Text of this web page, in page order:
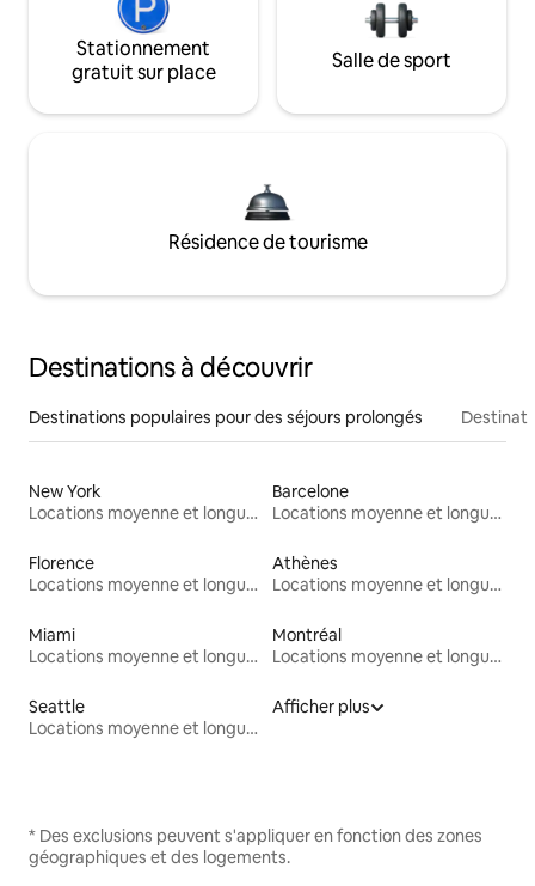
Stationnement
gratuit sur place
Salle de sport
Résidence de tourisme
Destinations à découvrir
Destinations populaires pour des séjours prolongés
New York
Locations moyenne et longue durée
Barcelone
Locations moyenne et longue durée
Florence
Locations moyenne et longue durée
Athènes
Locations moyenne et longue durée
Miami
Locations moyenne et longue durée
Montréal
Locations moyenne et longue durée
Seattle
Locations moyenne et longue durée
Afficher plus
* Des exclusions peuvent s'appliquer en fonction des zones
géographiques et des logements.